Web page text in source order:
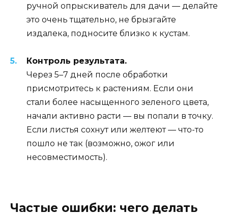
ручной опрыскиватель для дачи — делайте
это очень тщательно, не брызгайте
издалека, подносите близко к кустам.
Контроль результата.
Через 5–7 дней после обработки
присмотритесь к растениям. Если они
стали более насыщенного зеленого цвета,
начали активно расти — вы попали в точку.
Если листья сохнут или желтеют — что-то
пошло не так (возможно, ожог или
несовместимость).
Частые ошибки: чего делать